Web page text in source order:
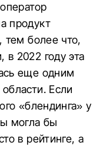
продукт
тем более что,
2022 году эта
еще одним
Если
«блендинга» у
могла бы
в рейтинге, а